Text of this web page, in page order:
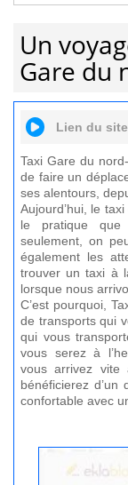
Un
Gare du
Lien du
Taxi Gare du
de faire un
ses alentours,
Aujourd’hui, le
le pratique que
seulement, on
également les
trouver un taxi à
lorsque nous
C’est pourquoi,
de transports qui
qui vous
vous serez à
vous arrivez vite
bénéficierez d’un
confortable avec